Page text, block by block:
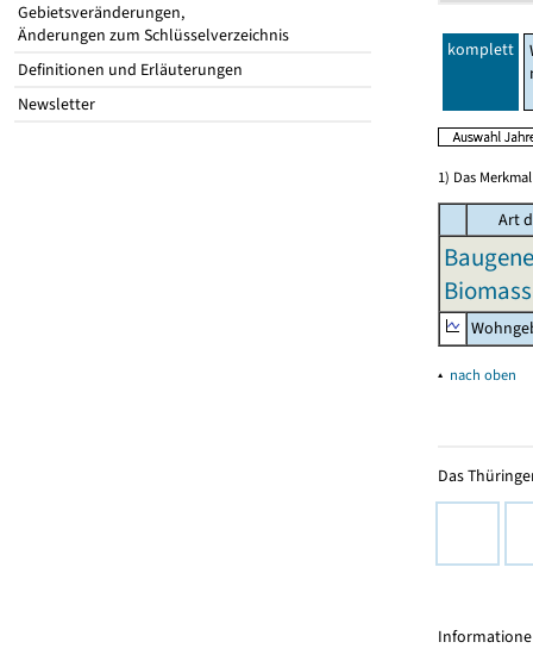
Gebietsveränderungen,
Änderungen zum Schlüsselverzeichnis
Definitionen und Erläuterungen
Newsletter
komplett
1) Das
Art
▴ nach oben
Das